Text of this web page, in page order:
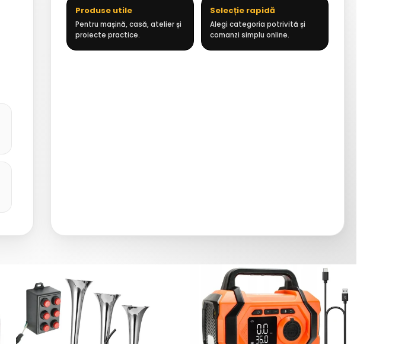
Produse utile
Pentru mașină, casă, atelier și
proiecte practice.
Selecție rapidă
Alegi categoria potrivită și
comanzi simplu online.